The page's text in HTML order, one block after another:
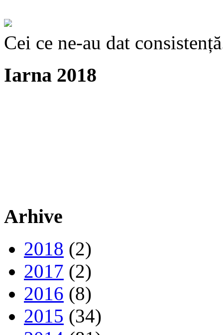
Cei ce ne-au dat
Iarna 2018
Arhive
2018 (2)
2017 (2)
2016 (8)
2015 (34)